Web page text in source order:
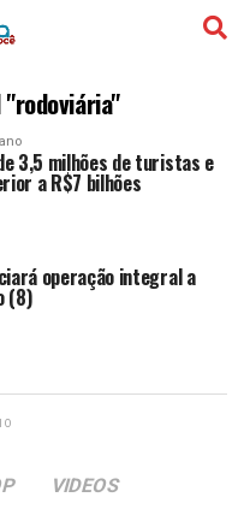
3,5 milhões de turistas e
a R$7 bilhões
operação integral a
(8)
VIDEOS